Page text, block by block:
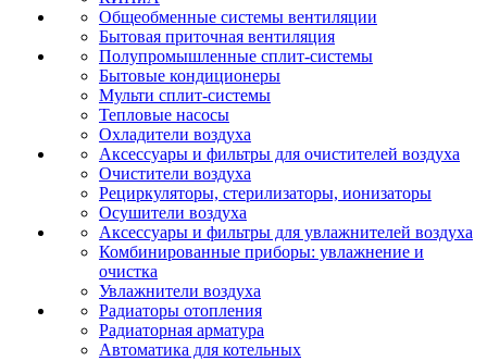
Общеобменные системы вентиляции
Бытовая приточная вентиляция
Полупромышленные сплит-системы
Бытовые кондиционеры
Мульти сплит-системы
Тепловые насосы
Охладители воздуха
Аксессуары и фильтры для очистителей воздуха
Очистители воздуха
Рециркуляторы, стерилизаторы, ионизаторы
Осушители воздуха
Аксессуары и фильтры для увлажнителей воздуха
Комбинированные приборы: увлажнение и
очистка
Увлажнители воздуха
Радиаторы отопления
Радиаторная арматура
Автоматика для котельных